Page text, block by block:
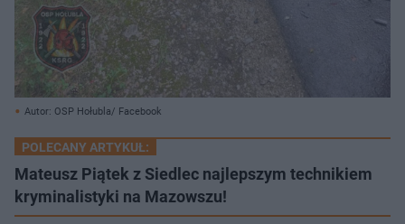
Autor: OSP Hołubla/ Facebook
POLECANY ARTYKUŁ:
Mateusz Piątek z Siedlec najlepszym technikiem
kryminalistyki na Mazowszu!